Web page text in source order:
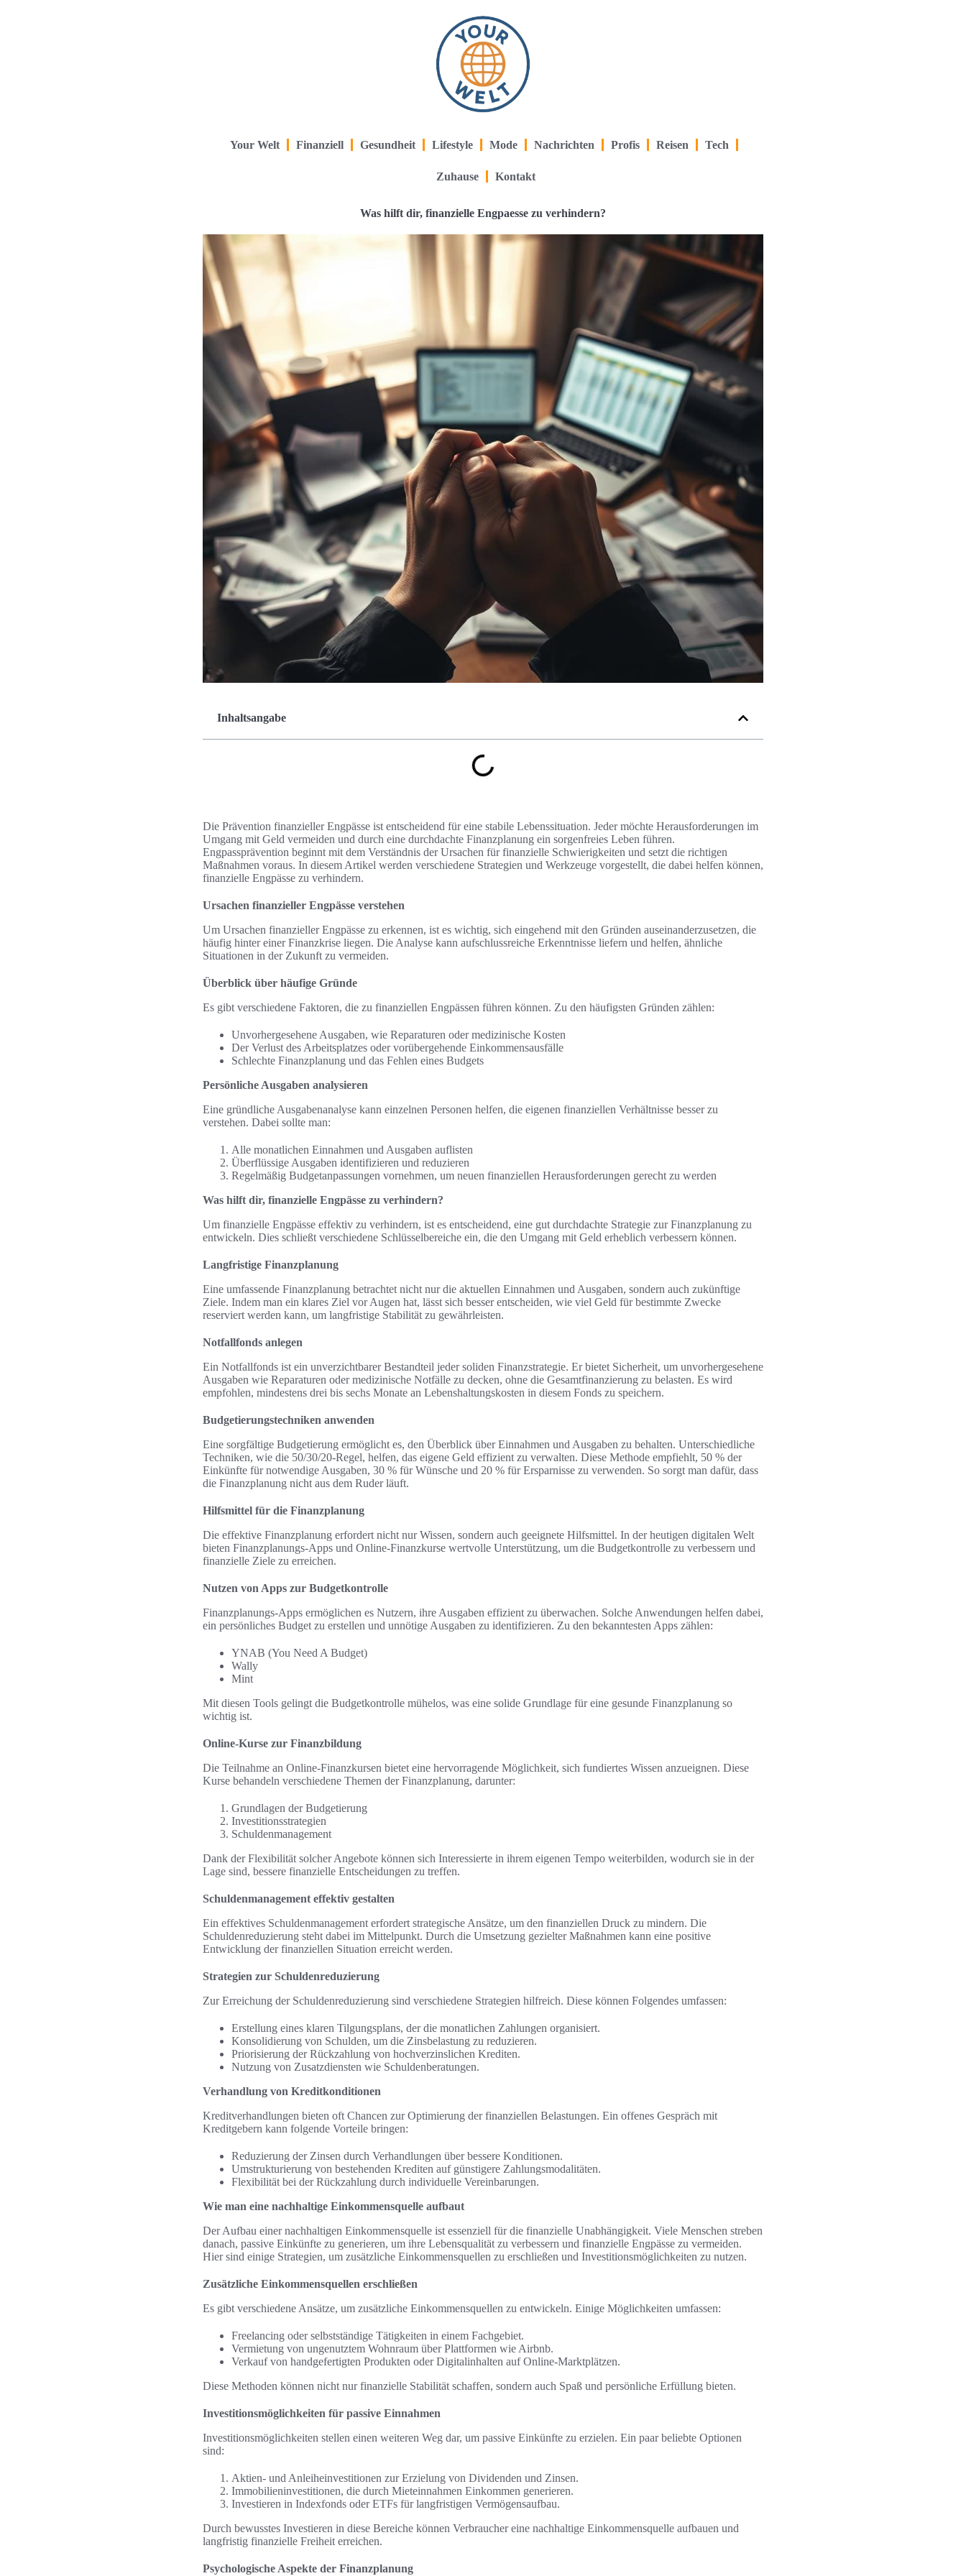
Your Welt Finanziell Gesundheit Lifestyle Mode Nachrichten Profis Reisen Tech
Zuhause Kontakt
Was hilft dir, finanzielle Engpaesse zu verhindern?
Inhaltsangabe
Die Prävention finanzieller Engpässe ist entscheidend für eine stabile Lebenssituation. Jeder möchte Herausforderungen im
Umgang mit Geld vermeiden und durch eine durchdachte Finanzplanung ein sorgenfreies Leben führen.
Engpassprävention beginnt mit dem Verständnis der Ursachen für finanzielle Schwierigkeiten und setzt die richtigen
Maßnahmen voraus. In diesem Artikel werden verschiedene Strategien und Werkzeuge vorgestellt, die dabei helfen können,
finanzielle Engpässe zu verhindern.
Ursachen finanzieller Engpässe verstehen
Um Ursachen finanzieller Engpässe zu erkennen, ist es wichtig, sich eingehend mit den Gründen auseinanderzusetzen, die
häufig hinter einer Finanzkrise liegen. Die Analyse kann aufschlussreiche Erkenntnisse liefern und helfen, ähnliche
Situationen in der Zukunft zu vermeiden.
Überblick über häufige Gründe
Es gibt verschiedene Faktoren, die zu finanziellen Engpässen führen können. Zu den häufigsten Gründen zählen:
Unvorhergesehene Ausgaben, wie Reparaturen oder medizinische Kosten
Der Verlust des Arbeitsplatzes oder vorübergehende Einkommensausfälle
Schlechte Finanzplanung und das Fehlen eines Budgets
Persönliche Ausgaben analysieren
Eine gründliche Ausgabenanalyse kann einzelnen Personen helfen, die eigenen finanziellen Verhältnisse besser zu
verstehen. Dabei sollte man:
Alle monatlichen Einnahmen und Ausgaben auflisten
Überflüssige Ausgaben identifizieren und reduzieren
Regelmäßig Budgetanpassungen vornehmen, um neuen finanziellen Herausforderungen gerecht zu werden
Was hilft dir, finanzielle Engpässe zu verhindern?
Um finanzielle Engpässe effektiv zu verhindern, ist es entscheidend, eine gut durchdachte Strategie zur Finanzplanung zu
entwickeln. Dies schließt verschiedene Schlüsselbereiche ein, die den Umgang mit Geld erheblich verbessern können.
Langfristige Finanzplanung
Eine umfassende Finanzplanung betrachtet nicht nur die aktuellen Einnahmen und Ausgaben, sondern auch zukünftige
Ziele. Indem man ein klares Ziel vor Augen hat, lässt sich besser entscheiden, wie viel Geld für bestimmte Zwecke
reserviert werden kann, um langfristige Stabilität zu gewährleisten.
Notfallfonds anlegen
Ein Notfallfonds ist ein unverzichtbarer Bestandteil jeder soliden Finanzstrategie. Er bietet Sicherheit, um unvorhergesehene
Ausgaben wie Reparaturen oder medizinische Notfälle zu decken, ohne die Gesamtfinanzierung zu belasten. Es wird
empfohlen, mindestens drei bis sechs Monate an Lebenshaltungskosten in diesem Fonds zu speichern.
Budgetierungstechniken anwenden
Eine sorgfältige Budgetierung ermöglicht es, den Überblick über Einnahmen und Ausgaben zu behalten. Unterschiedliche
Techniken, wie die 50/30/20-Regel, helfen, das eigene Geld effizient zu verwalten. Diese Methode empfiehlt, 50 % der
Einkünfte für notwendige Ausgaben, 30 % für Wünsche und 20 % für Ersparnisse zu verwenden. So sorgt man dafür, dass
die Finanzplanung nicht aus dem Ruder läuft.
Hilfsmittel für die Finanzplanung
Die effektive Finanzplanung erfordert nicht nur Wissen, sondern auch geeignete Hilfsmittel. In der heutigen digitalen Welt
bieten Finanzplanungs-Apps und Online-Finanzkurse wertvolle Unterstützung, um die Budgetkontrolle zu verbessern und
finanzielle Ziele zu erreichen.
Nutzen von Apps zur Budgetkontrolle
Finanzplanungs-Apps ermöglichen es Nutzern, ihre Ausgaben effizient zu überwachen. Solche Anwendungen helfen dabei,
ein persönliches Budget zu erstellen und unnötige Ausgaben zu identifizieren. Zu den bekanntesten Apps zählen:
YNAB (You Need A Budget)
Wally
Mint
Mit diesen Tools gelingt die Budgetkontrolle mühelos, was eine solide Grundlage für eine gesunde Finanzplanung so
wichtig ist.
Online-Kurse zur Finanzbildung
Die Teilnahme an Online-Finanzkursen bietet eine hervorragende Möglichkeit, sich fundiertes Wissen anzueignen. Diese
Kurse behandeln verschiedene Themen der Finanzplanung, darunter:
Grundlagen der Budgetierung
Investitionsstrategien
Schuldenmanagement
Dank der Flexibilität solcher Angebote können sich Interessierte in ihrem eigenen Tempo weiterbilden, wodurch sie in der
Lage sind, bessere finanzielle Entscheidungen zu treffen.
Schuldenmanagement effektiv gestalten
Ein effektives Schuldenmanagement erfordert strategische Ansätze, um den finanziellen Druck zu mindern. Die
Schuldenreduzierung steht dabei im Mittelpunkt. Durch die Umsetzung gezielter Maßnahmen kann eine positive
Entwicklung der finanziellen Situation erreicht werden.
Strategien zur Schuldenreduzierung
Zur Erreichung der Schuldenreduzierung sind verschiedene Strategien hilfreich. Diese können Folgendes umfassen:
Erstellung eines klaren Tilgungsplans, der die monatlichen Zahlungen organisiert.
Konsolidierung von Schulden, um die Zinsbelastung zu reduzieren.
Priorisierung der Rückzahlung von hochverzinslichen Krediten.
Nutzung von Zusatzdiensten wie Schuldenberatungen.
Verhandlung von Kreditkonditionen
Kreditverhandlungen bieten oft Chancen zur Optimierung der finanziellen Belastungen. Ein offenes Gespräch mit
Kreditgebern kann folgende Vorteile bringen:
Reduzierung der Zinsen durch Verhandlungen über bessere Konditionen.
Umstrukturierung von bestehenden Krediten auf günstigere Zahlungsmodalitäten.
Flexibilität bei der Rückzahlung durch individuelle Vereinbarungen.
Wie man eine nachhaltige Einkommensquelle aufbaut
Der Aufbau einer nachhaltigen Einkommensquelle ist essenziell für die finanzielle Unabhängigkeit. Viele Menschen streben
danach, passive Einkünfte zu generieren, um ihre Lebensqualität zu verbessern und finanzielle Engpässe zu vermeiden.
Hier sind einige Strategien, um zusätzliche Einkommensquellen zu erschließen und Investitionsmöglichkeiten zu nutzen.
Zusätzliche Einkommensquellen erschließen
Es gibt verschiedene Ansätze, um zusätzliche Einkommensquellen zu entwickeln. Einige Möglichkeiten umfassen:
Freelancing oder selbstständige Tätigkeiten in einem Fachgebiet.
Vermietung von ungenutztem Wohnraum über Plattformen wie Airbnb.
Verkauf von handgefertigten Produkten oder Digitalinhalten auf Online-Marktplätzen.
Diese Methoden können nicht nur finanzielle Stabilität schaffen, sondern auch Spaß und persönliche Erfüllung bieten.
Investitionsmöglichkeiten für passive Einnahmen
Investitionsmöglichkeiten stellen einen weiteren Weg dar, um passive Einkünfte zu erzielen. Ein paar beliebte Optionen
sind:
Aktien- und Anleiheinvestitionen zur Erzielung von Dividenden und Zinsen.
Immobilieninvestitionen, die durch Mieteinnahmen Einkommen generieren.
Investieren in Indexfonds oder ETFs für langfristigen Vermögensaufbau.
Durch bewusstes Investieren in diese Bereiche können Verbraucher eine nachhaltige Einkommensquelle aufbauen und
langfristig finanzielle Freiheit erreichen.
Psychologische Aspekte der Finanzplanung